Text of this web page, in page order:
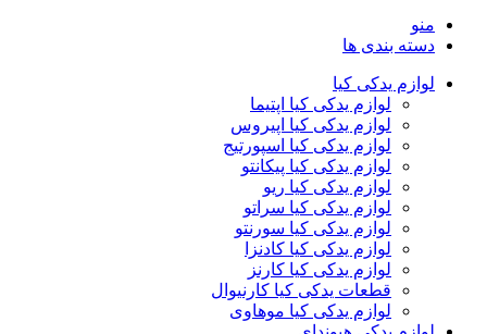
منو
دسته بندی ها
لوازم یدکی کیا
لوازم یدکی کیا اپتیما
لوازم یدکی کیا اپیروس
لوازم یدکی کیا اسپورتیج
لوازم یدکی کیا پیکانتو
لوازم یدکی کیا ریو
لوازم یدکی کیا سراتو
لوازم یدکی کیا سورنتو
لوازم یدکی کیا کادنزا
لوازم یدکی کیا کارنز
قطعات یدکی کیا کارنیوال
لوازم یدکی کیا موهاوی